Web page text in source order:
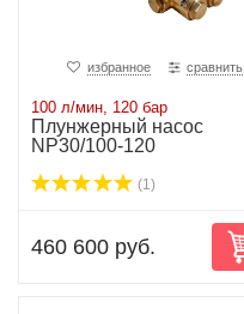
избранное сравнить
100 л/мин, 120 бар
Плунжерный насос
NP30/100-120
(1)
460 600 руб.